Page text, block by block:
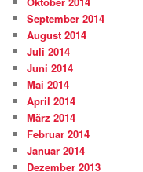
September 2014
August 2014
Juli 2014
Juni 2014
Mai 2014
April 2014
März 2014
Februar 2014
Januar 2014
Dezember 2013